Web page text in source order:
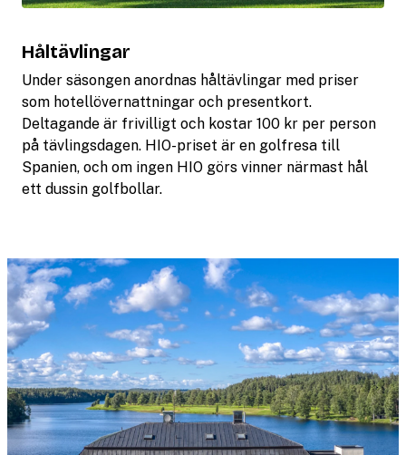
Håltävlingar
Under säsongen anordnas håltävlingar med priser
som hotellövernattningar och presentkort.
Deltagande är frivilligt och kostar 100 kr per person
på tävlingsdagen. HIO-priset är en golfresa till
Spanien, och om ingen HIO görs vinner närmast hål
ett dussin golfbollar.